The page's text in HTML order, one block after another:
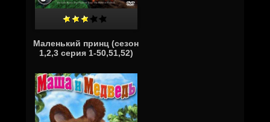
Маленький принц (сезон
1,2,3 серия 1-50,51,52)